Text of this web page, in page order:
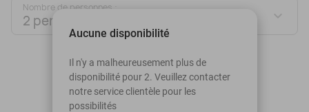
Nombre de personnes :
2 personnes
août 2026
Lu
Ma Me Je Ve Sa
Aucune disponibilité
Il n'y a malheureusement plus de
disponibilité pour 2. Veuillez contacter
notre service clientèle pour les
possibilités